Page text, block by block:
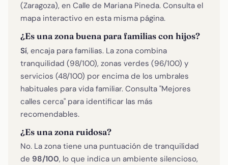
(Zaragoza), en Calle de Mariana Pineda. Consulta el
mapa interactivo en esta misma página.
¿Es una zona buena para familias con hijos?
Sí, encaja para familias. La zona combina
tranquilidad (98/100), zonas verdes (96/100) y
servicios (48/100) por encima de los umbrales
habituales para vida familiar. Consulta "Mejores
calles cerca" para identificar las más
recomendables.
¿Es una zona ruidosa?
No. La zona tiene una puntuación de tranquilidad
de 98/100, lo que indica un ambiente silencioso,